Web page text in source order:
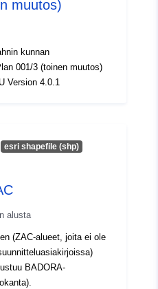
muutos)
kunnan
001/3 (toinen muutos)
Version 4.0.1
esri shapefile (shp)
alusta
(ZAC-alueet, joita ei ole